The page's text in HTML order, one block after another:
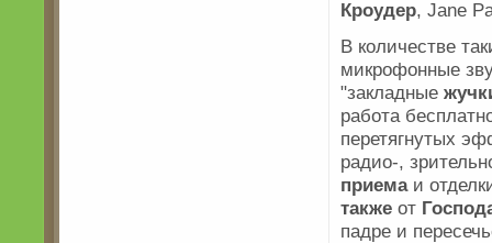
Кроудер, Jane
В количестве
микрофонные
"закладные
работа
перетягнутых
радио-,
приемаи
также от
падре и